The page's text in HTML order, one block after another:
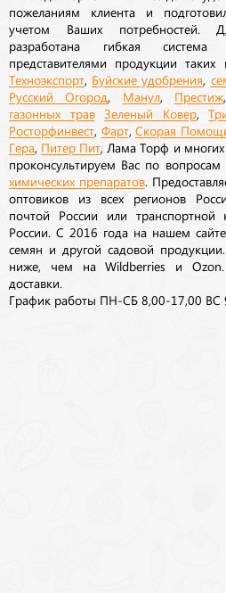
пожеланиям клиента и
учетом Ваших потребностей.
разработана гибкая
представителями продукции таких
Техноэкспорт Буйские удобрения
Русский Огород Манул, Престиж
газонных трав Зеленый Ковер,
Росторфинвест Фарт, Скорая
Гера Питер Пит , Лама Торф и
проконсультируем Вас по вопросам
химических препаратов.
оптовиков из всех регионов
почтой России или
России. С 2016 года на нашем сайте
семян и другой садовой
ниже, чем на Wildberries и
доставки.
График работы ПН-СБ 8,00-17,00 ВС